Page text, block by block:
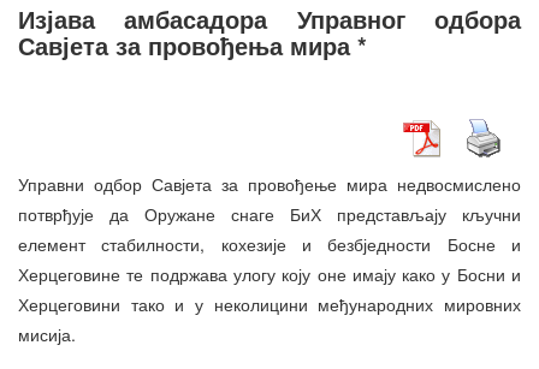
Изјава амбасадора Управног одбора
Савјета за провођења мира *
Управни одбор Савјета за провођење мира недвосмислено
потврђује да Оружане снаге БиХ представљају кључни
елемент стабилности, кохезије и безбједности Босне и
Херцеговине те подржава улогу коју оне имају како у Босни и
Херцеговини тако и у неколицини међународних мировних
мисија.